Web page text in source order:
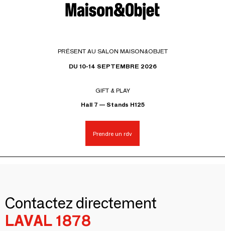
PRÉSENT AU SALON MAISON&OBJET
DU 10-14 SEPTEMBRE 2026
GIFT & PLAY
Hall 7 — Stands H125
Prendre un rdv
Contactez directement
LAVAL 1878